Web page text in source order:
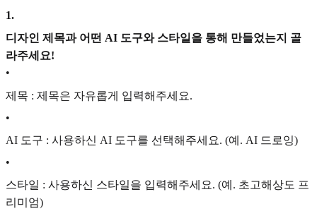
1.
디자인 제목과 어떤 AI 도구와 스타일을 통해 만들었는지 골
라주세요!
•
제목 : 제목은 자유롭게 입력해주세요.
•
AI 도구 : 사용하신 AI 도구를 선택해주세요. (예. AI 드로잉)
•
스타일 : 사용하신 스타일을 입력해주세요. (예. 초고해상도 프
리미엄)